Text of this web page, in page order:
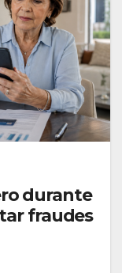
durante
fraudes